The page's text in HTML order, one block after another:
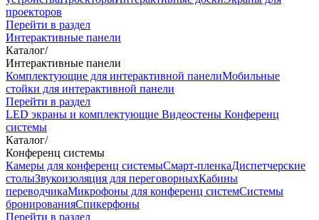
проекторов
Перейти в раздел
Интерактивные панели
Каталог/
Интерактивные панели
Комплектующие для интерактивной панелиМобильные
стойки для интерактивной панели
Перейти в раздел
LED экраны и комплектующие Видеостены Конференц
системы
Каталог/
Конференц системы
Камеры для конференц системыCмарт-пленкаДиспетчерские
столыЗвукоизоляция для переговорныхКабины
переводчикаМикрофоны для конференц системСистемы
бронированияСпикерфоны
Перейти в раздел